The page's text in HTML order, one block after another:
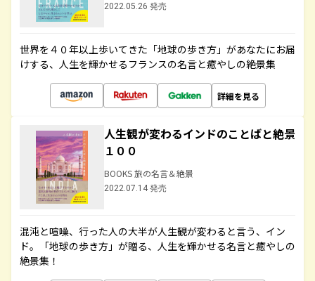
2022.05.26 発売
世界を４０年以上歩いてきた「地球の歩き方」があなたにお届
けする、人生を輝かせるフランスの名言と癒やしの絶景集
詳細を見る
人生観が変わるインドのことばと絶景
１００
BOOKS 旅の名言＆絶景
2022.07.14 発売
混沌と喧噪、行った人の大半が人生観が変わると言う、イン
ド。「地球の歩き方」が贈る、人生を輝かせる名言と癒やしの
絶景集！